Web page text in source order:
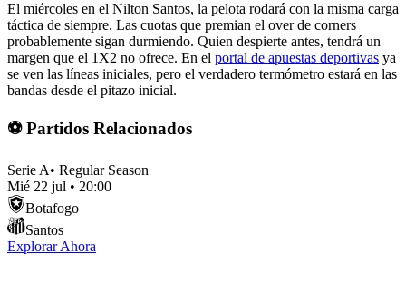
El miércoles en el Nilton Santos, la pelota rodará con la misma carga
táctica de siempre. Las cuotas que premian el over de corners
probablemente sigan durmiendo. Quien despierte antes, tendrá un
margen que el 1X2 no ofrece. En el portal de apuestas deportivas ya
se ven las líneas iniciales, pero el verdadero termómetro estará en las
bandas desde el pitazo inicial.
⚽ Partidos Relacionados
Serie A• Regular Season
Mié 22 jul • 20:00
Botafogo
Santos
Explorar Ahora